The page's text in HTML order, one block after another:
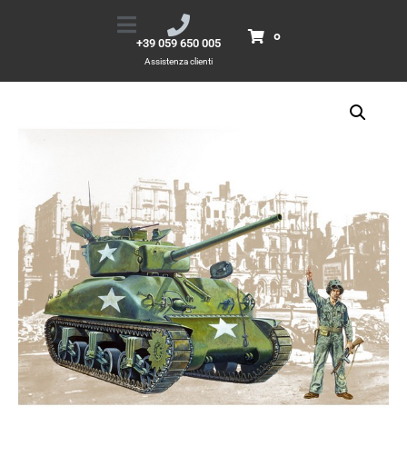
+39 059 650 005
Assistenza clienti
0
Prodotti 1/35 M4A1 SHERMAN